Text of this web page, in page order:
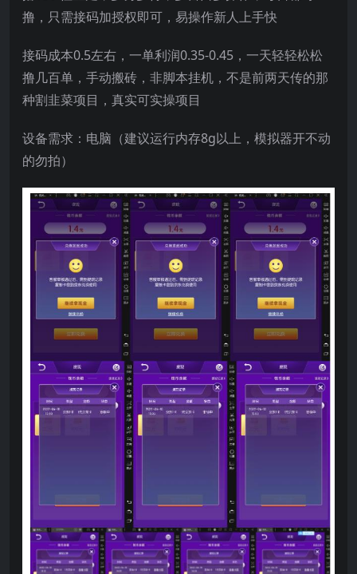
撸，只需接码加授权即可，易操作新人上手快
接码成本0.5左右，一单利润0.35-0.45，一天轻轻松松
撸几百单，手动搬砖，非脚本挂机，不是前两天传的那
种割韭菜项目，真实可实操项目
设备需求：电脑（建议运行内存8g以上，模拟器开不动
的勿拍）